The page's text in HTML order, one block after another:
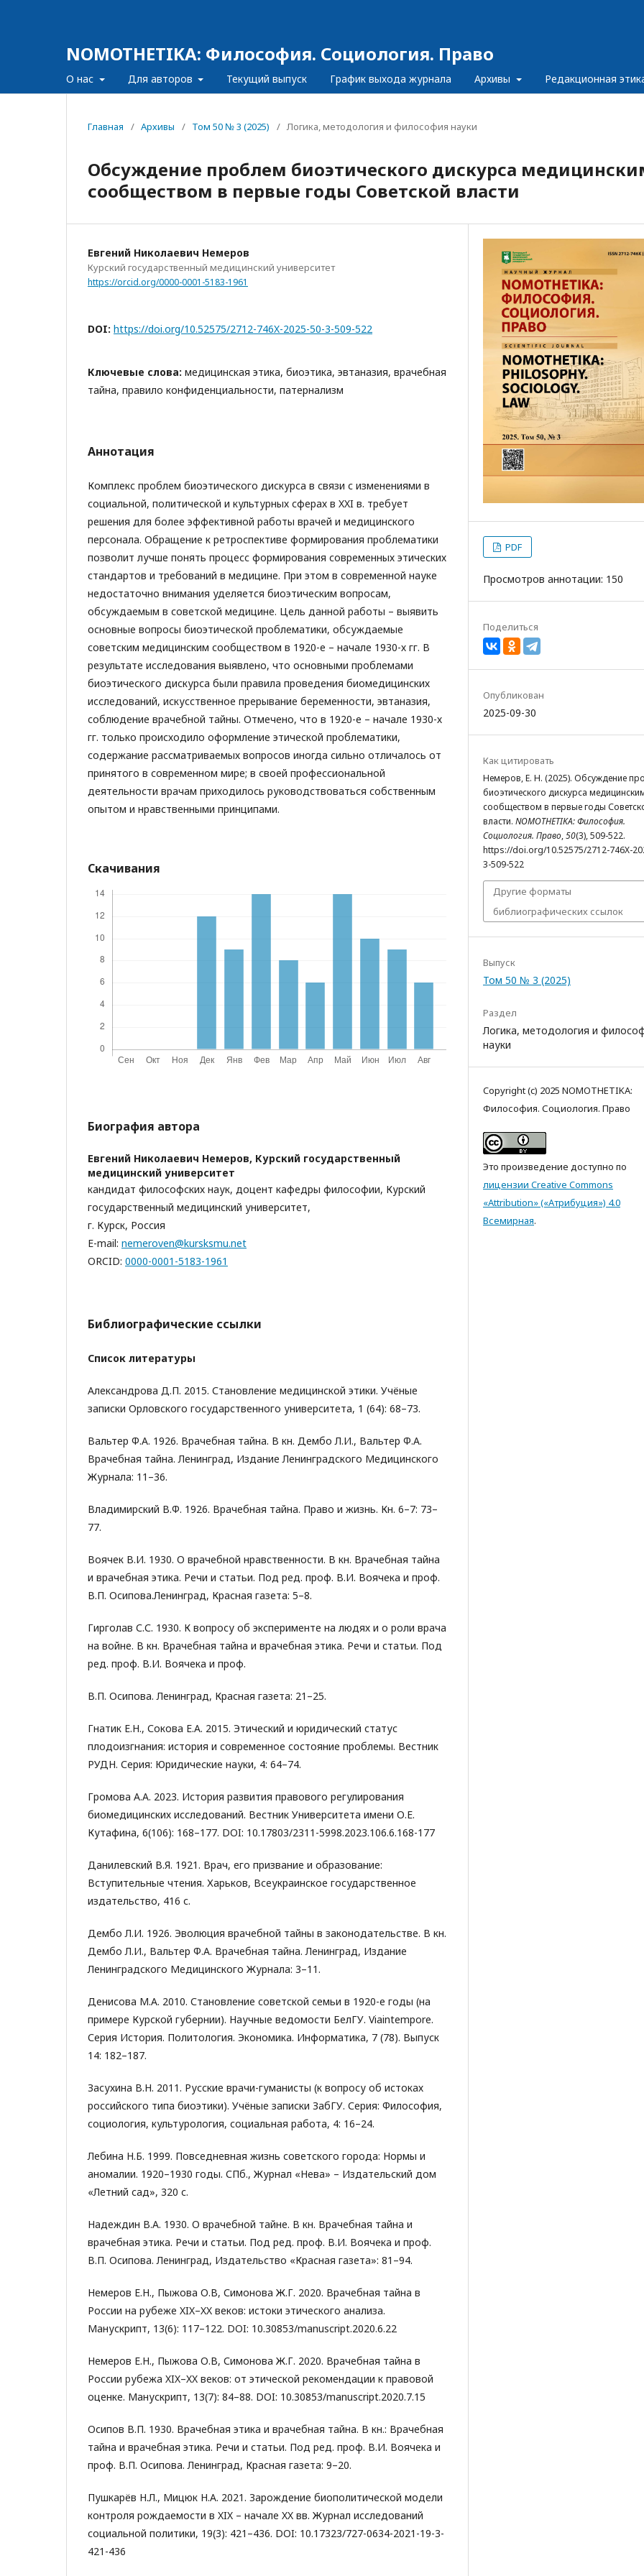
NOMOTHETIKA: Философия. Социология. Право
О нас Для авторов Текущий выпуск График выхода журнала Архивы Редакционная
Главная / Архивы / Том 50 № 3 (2025) / Логика, методология и философия науки
Обсуждение проблем биоэтического дискурса
сообществом в первые годы Советской власти
Евгений Николаевич Немеров
Курский государственный медицинский университет
https://orcid.org/0000-0001-5183-1961
DOI: https://doi.org/10.52575/2712-746X-2025-50-3-509-522
Ключевые слова: медицинская этика, биоэтика, эвтаназия, врачебная
тайна, правило конфиденциальности, патернализм
Аннотация
Комплекс проблем биоэтического дискурса в связи с изменениями в
социальной, политической и культурных сферах в XXI в. требует
решения для более эффективной работы врачей и медицинского
персонала. Обращение к ретроспективе формирования проблематики
позволит лучше понять процесс формирования современных этических
стандартов и требований в медицине. При этом в современной науке
недостаточно внимания уделяется биоэтическим вопросам,
обсуждаемым в советской медицине. Цель данной работы – выявить
основные вопросы биоэтической проблематики, обсуждаемые
советским медицинским сообществом в 1920-е – начале 1930-х гг. В
результате исследования выявлено, что основными проблемами
биоэтического дискурса были правила проведения биомедицинских
исследований, искусственное прерывание беременности, эвтаназия,
соблюдение врачебной тайны. Отмечено, что в 1920-е – начале 1930-х
гг. только происходило оформление этической проблематики,
содержание рассматриваемых вопросов иногда сильно отличалось от
принятого в современном мире; в своей профессиональной
деятельности врачам приходилось руководствоваться собственным
опытом и нравственными принципами.
Скачивания
Биография автора
Евгений Николаевич Немеров, Курский государственный
медицинский университет
кандидат философских наук, доцент кафедры философии, Курский
государственный медицинский университет,
г. Курск, Россия
E-mail: nemeroven@kursksmu.net
ORCID: 0000-0001-5183-1961
Библиографические ссылки
Список литературы
Александрова Д.П. 2015. Становление медицинской этики. Учёные
записки Орловского государственного университета, 1 (64): 68–73.
Вальтер Ф.А. 1926. Врачебная тайна. В кн. Дембо Л.И., Вальтер Ф.А.
Врачебная тайна. Ленинград, Издание Ленинградского Медицинского
Журнала: 11–36.
Владимирский В.Ф. 1926. Врачебная тайна. Право и жизнь. Кн. 6–7: 73–
77.
Воячек В.И. 1930. О врачебной нравственности. В кн. Врачебная тайна
и врачебная этика. Речи и статьи. Под ред. проф. В.И. Воячека и проф.
В.П. Осипова.Ленинград, Красная газета: 5–8.
Гирголав С.С. 1930. К вопросу об эксперименте на людях и о роли врача
на войне. В кн. Врачебная тайна и врачебная этика. Речи и статьи. Под
ред. проф. В.И. Воячека и проф.
В.П. Осипова. Ленинград, Красная газета: 21–25.
Гнатик Е.Н., Сокова Е.А. 2015. Этический и юридический статус
плодоизгнания: история и современное состояние проблемы. Вестник
РУДН. Серия: Юридические науки, 4: 64–74.
Громова А.А. 2023. История развития правового регулирования
биомедицинских исследований. Вестник Университета имени О.Е.
Кутафина, 6(106): 168–177. DOI: 10.17803/2311-5998.2023.106.6.168-177
Данилевский В.Я. 1921. Врач, его призвание и образование:
Вступительные чтения. Харьков, Всеукраинское государственное
издательство, 416 с.
Дембо Л.И. 1926. Эволюция врачебной тайны в законодательстве. В кн.
Дембо Л.И., Вальтер Ф.А. Врачебная тайна. Ленинград, Издание
Ленинградского Медицинского Журнала: 3–11.
Денисова М.А. 2010. Становление советской семьи в 1920-е годы (на
примере Курской губернии). Научные ведомости БелГУ. Viaintempore.
Серия История. Политология. Экономика. Информатика, 7 (78). Выпуск
14: 182–187.
Засухина В.Н. 2011. Русские врачи-гуманисты (к вопросу об истоках
российского типа биоэтики). Учёные записки ЗабГУ. Серия: Философия,
социология, культурология, социальная работа, 4: 16–24.
Лебина Н.Б. 1999. Повседневная жизнь советского города: Нормы и
аномалии. 1920–1930 годы. СПб., Журнал «Нева» – Издательский дом
«Летний сад», 320 с.
Надеждин В.А. 1930. О врачебной тайне. В кн. Врачебная тайна и
врачебная этика. Речи и статьи. Под ред. проф. В.И. Воячека и проф.
В.П. Осипова. Ленинград, Издательство «Красная газета»: 81–94.
Немеров Е.Н., Пыжова О.В, Симонова Ж.Г. 2020. Врачебная тайна в
России на рубеже XIX–XX веков: истоки этического анализа.
Манускрипт, 13(6): 117–122. DOI: 10.30853/manuscript.2020.6.22
Немеров Е.Н., Пыжова О.В, Симонова Ж.Г. 2020. Врачебная тайна в
России рубежа XIX–XX веков: от этической рекомендации к правовой
оценке. Манускрипт, 13(7): 84–88. DOI: 10.30853/manuscript.2020.7.15
Осипов В.П. 1930. Врачебная этика и врачебная тайна. В кн.: Врачебная
тайна и врачебная этика. Речи и статьи. Под ред. проф. В.И. Воячека и
проф. В.П. Осипова. Ленинград, Красная газета: 9–20.
Пушкарёв Н.Л., Мицюк Н.А. 2021. Зарождение биополитической модели
контроля рождаемости в XIX – начале XX вв. Журнал исследований
социальной политики, 19(3): 421–436. DOI: 10.17323/727-0634-2021-19-3-
421-436
PDF
Просмотров аннотации: 150
Поделиться
Опубликован
2025-09-30
Как цитировать
Немеров, Е. Н. (2025). Обсуждение
биоэтического дискурса
сообществом в первые годы
власти. NOMOTHETIKA: Философия.
Социология. Право,50(3), 509-522.
https://doi.org/10.52575/2712-746X-
3-509-522
Другие форматы
библиографических ссылок
Выпуск
Том 50 № 3 (2025)
Раздел
Логика, методология и
науки
Copyright (c) 2025 NOMOTHETIKA:
Философия. Социология. Право
Это произведение доступно по
лицензии Creative Commons
«Attribution» («Атрибуция») 4.0
Всемирная.